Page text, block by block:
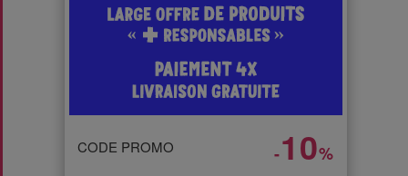
CODE PROMO -10%